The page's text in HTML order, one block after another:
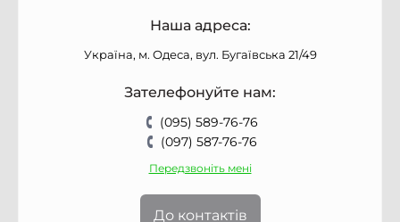
Наша адреса:
Україна, м. Одеса, вул. Бугаївська 21/49
Зателефонуйте нам:
(095) 589-76-76
(097) 587-76-76
Передзвоніть мені
До контактів